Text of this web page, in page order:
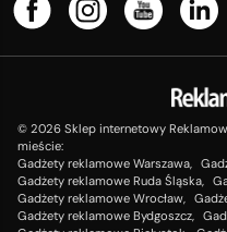
© 2026 Sklep internetowy
mieście:
Gadżety reklamowe Warszawa,
Gadżety reklamowe Ruda Śląska,
Gadżety reklamowe Wrocław,
Gadżety reklamowe Bydgoszcz,